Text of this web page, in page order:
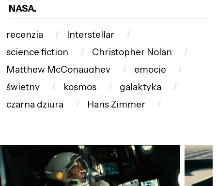
NASA.
recenzja
Interstellar
science fiction
Christopher Nolan
Matthew McConaughey
emocje
świetny
kosmos
galaktyka
czarna dziura
Hans Zimmer